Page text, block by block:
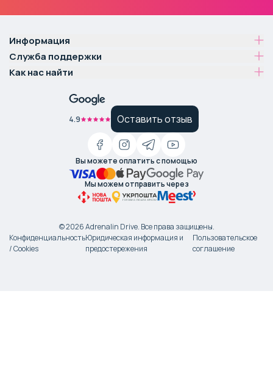
Информация
Служба поддержки
Как нас найти
4.9 Оставить отзыв
Вы можете оплатить с помощью
Мы можем отправить через
©2026Adrenalin Drive. Все права защищены.
Конфиденциальность
/ Cookies
Юридическая информация и
предостережения
Пользовательское
соглашение